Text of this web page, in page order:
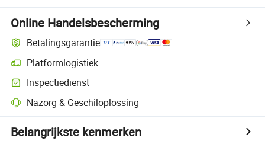
Online Handelsbescherming
Betalingsgarantie
Platformlogistiek
Inspectiedienst
Nazorg & Geschiloplossing
Belangrijkste kenmerken